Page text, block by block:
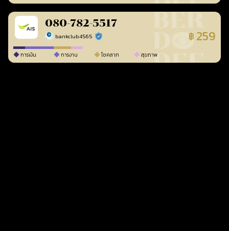
080-782-5517
bankclub4565 ร้านยืนยันแล้ว ฿ 259
การเงิน การงาน โชคลาภ สุขภาพ